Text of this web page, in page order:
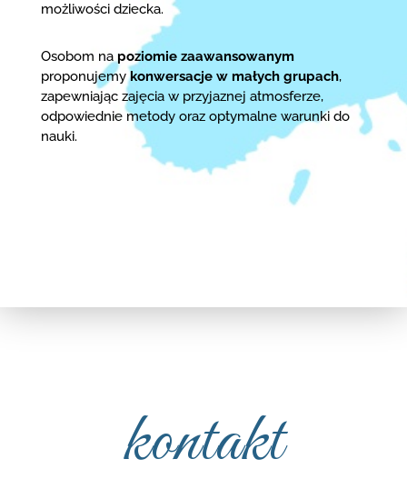
możliwości dziecka.
Osobom na poziomie zaawansowanym
proponujemykonwersacje w małych grupach,
zapewniając zajęcia w przyjaznej atmosferze,
odpowiednie metody oraz optymalne warunki do
nauki.
kontakt